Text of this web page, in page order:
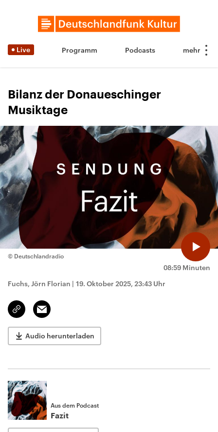
Live Programm Podcasts
Bilanz der Donaueschinger
Musiktage
08:59 Minuten
© Deutschlandradio
Fuchs, Jörn Florian | 19. Oktober 2025, 23:43 Uhr
Link
kopieren/teilen
Email
Audio herunterladen
Aus dem Podcast
Fazit